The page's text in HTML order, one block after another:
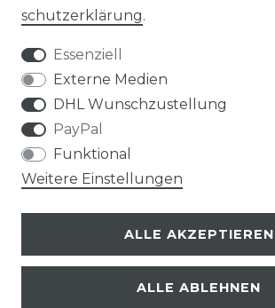
Widerrufs­recht
schutz­erklärung.
Essenziell
Externe Medien
DHL Wunschzustellung
PayPal
Funktional
Weitere Einstellungen
ALLE AKZEPTIEREN
ALLE ABLEHNEN